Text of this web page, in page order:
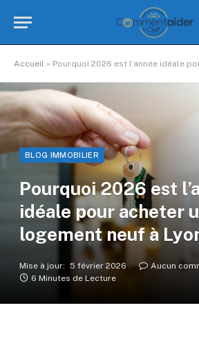
Accueil » Pourquoi 2026 est l’année idéale pour
BLOG IMMOBILIER
Pourquoi 2026 est
idéale pour acheter
logement neuf à
Mise à jour: 5 février 2026
Aucun
6 Minutes de Lecture